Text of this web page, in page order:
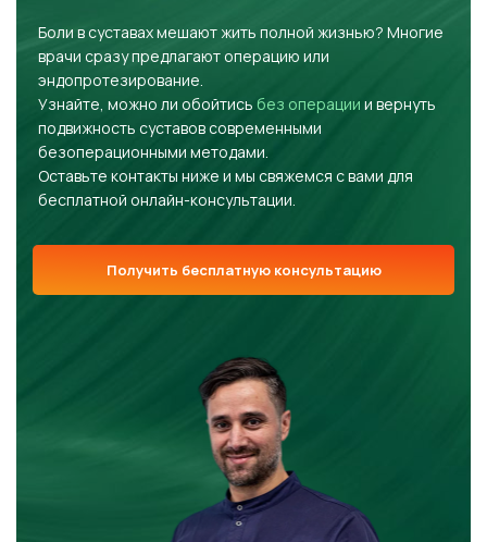
Боли в суставах мешают жить полной жизнью? Многие
врачи сразу предлагают операцию или
эндопротезирование.
Узнайте, можно ли обойтись без операции и вернуть
подвижность суставов современными
безоперационными методами.
Оставьте контакты ниже и мы свяжемся с вами для
бесплатной онлайн-консультации.
Получить бесплатную консультацию